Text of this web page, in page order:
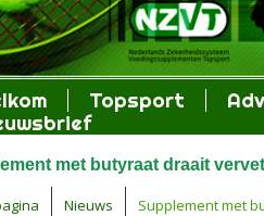
Topsport
met butyraat draait
Nieuws Supplement met